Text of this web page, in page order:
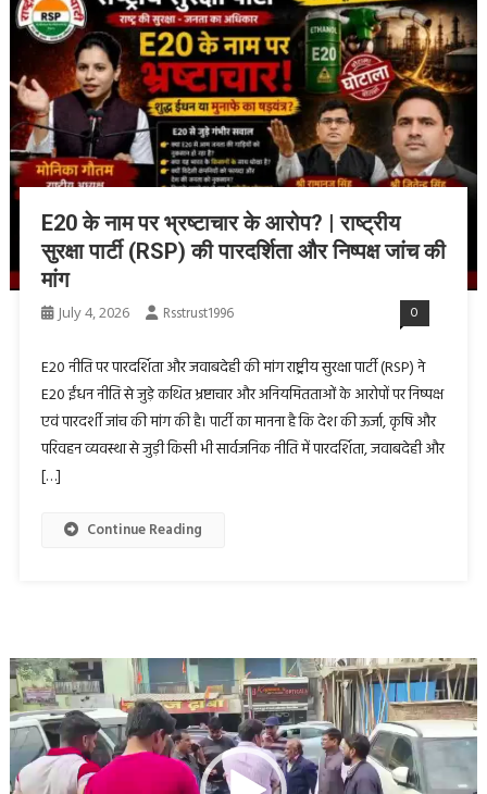
E20 के नाम पर भ्रष्टाचार के आरोप? | राष्ट्रीय
सुरक्षा पार्टी (RSP) की पारदर्शिता और निष्पक्ष जांच की
मांग
July 4, 2026 Rsstrust1996 0
E20 नीति पर पारदर्शिता और जवाबदेही की मांग राष्ट्रीय सुरक्षा पार्टी (RSP) ने
E20 ईंधन नीति से जुड़े कथित भ्रष्टाचार और अनियमितताओं के आरोपों पर निष्पक्ष
एवं पारदर्शी जांच की मांग की है। पार्टी का मानना है कि देश की ऊर्जा, कृषि और
परिवहन व्यवस्था से जुड़ी किसी भी सार्वजनिक नीति में पारदर्शिता, जवाबदेही और
[…]
Continue Reading
Video
Player